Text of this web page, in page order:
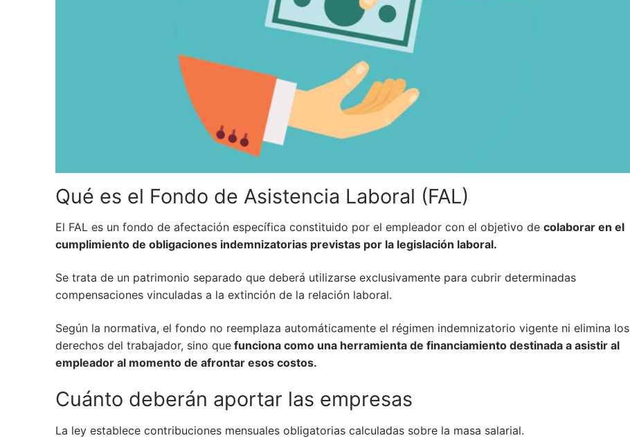
Qué es el Fondo de Asistencia Laboral (FAL)
El FAL es un fondo de afectación específica constituido por el empleador con el objetivo de colaborar en el
cumplimiento de obligaciones indemnizatorias previstas por la legislación laboral.
Se trata de un patrimonio separado que deberá utilizarse exclusivamente para cubrir determinadas
compensaciones vinculadas a la extinción de la relación laboral.
Según la normativa, el fondo no reemplaza automáticamente el régimen indemnizatorio vigente ni elimina los
derechos del trabajador, sino que funciona como una herramienta de financiamiento destinada a asistir al
empleador al momento de afrontar esos costos.
Cuánto deberán aportar las empresas
La ley establece contribuciones mensuales obligatorias calculadas sobre la masa salarial.